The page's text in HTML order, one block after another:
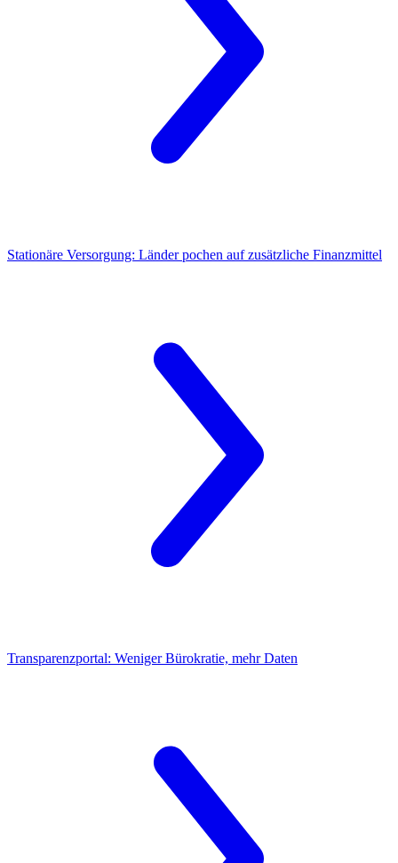
Stationäre Versorgung: Länder pochen auf zusätzliche Finanzmittel
Transparenzportal: Weniger Bürokratie, mehr Daten